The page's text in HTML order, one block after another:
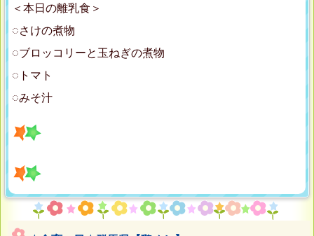
＜本日の離乳食＞
◌さけの煮物
◌ブロッコリーと玉ねぎの煮物
◌トマト
◌みそ汁